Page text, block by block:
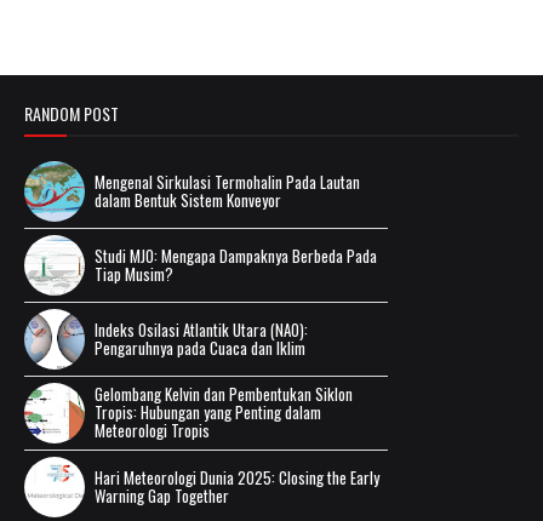
RANDOM POST
Mengenal Sirkulasi Termohalin Pada Lautan
dalam Bentuk Sistem Konveyor
Studi MJO: Mengapa Dampaknya Berbeda Pada
Tiap Musim?
Indeks Osilasi Atlantik Utara (NAO):
Pengaruhnya pada Cuaca dan Iklim
Gelombang Kelvin dan Pembentukan Siklon
Tropis: Hubungan yang Penting dalam
Meteorologi Tropis
Hari Meteorologi Dunia 2025: Closing the Early
Warning Gap Together